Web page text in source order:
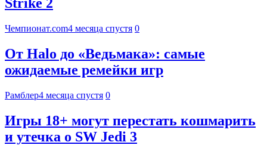
Strike 2
Чемпионат.com4 месяца спустя 0
От Halo до «Ведьмака»: самые
ожидаемые ремейки игр
Рамблер4 месяца спустя 0
Игры 18+ могут перестать кошмарить
и утечка о SW Jedi 3